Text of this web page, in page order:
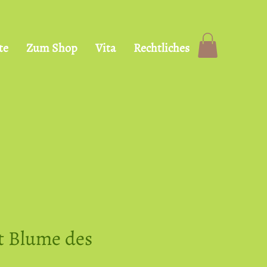
Zum Shop Vita Rechtliches
des